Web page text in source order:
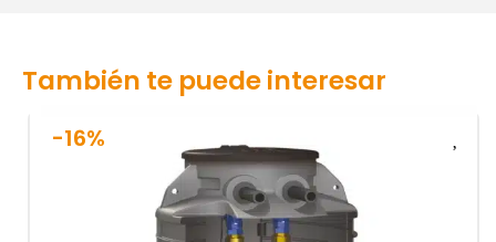
También te puede interesar
-16%